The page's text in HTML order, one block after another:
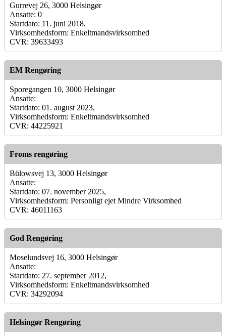
Gurrevej 26, 3000 Helsingør
Ansatte: 0
Startdato: 11. juni 2018,
Virksomhedsform: Enkeltmandsvirksomhed
CVR: 39633493
EM Rengøring
Sporegangen 10, 3000 Helsingør
Ansatte:
Startdato: 01. august 2023,
Virksomhedsform: Enkeltmandsvirksomhed
CVR: 44225921
Froms rengøring
Bülowsvej 13, 3000 Helsingør
Ansatte:
Startdato: 07. november 2025,
Virksomhedsform: Personligt ejet Mindre Virksomhed
CVR: 46011163
God Rengøring
Moselundsvej 16, 3000 Helsingør
Ansatte:
Startdato: 27. september 2012,
Virksomhedsform: Enkeltmandsvirksomhed
CVR: 34292094
Helsingør Rengøring